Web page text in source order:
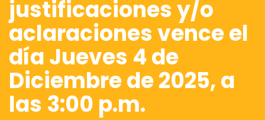
justificaciones y/o
aclaraciones vence el
día Jueves 4 de
Diciembre de 2025, a
las 3:00 p.m.